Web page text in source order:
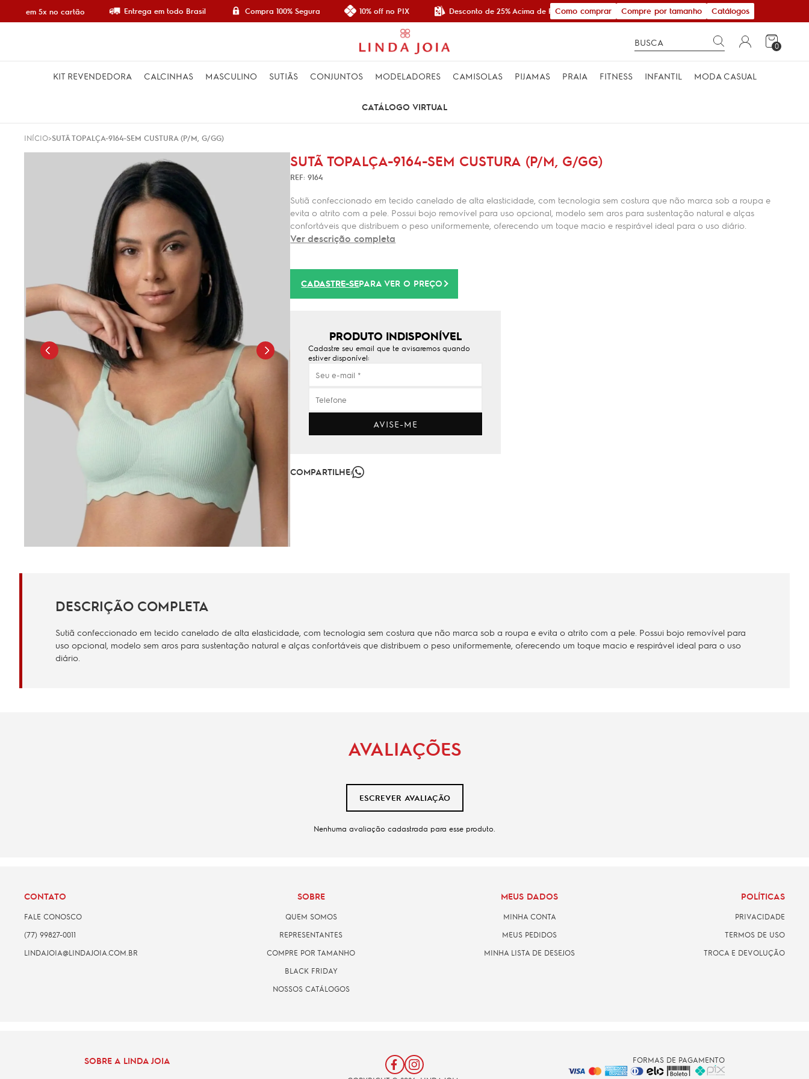
em 5x no cartão Entrega em todo Brasil Compra 100% Segura 10% off no PIX Desconto de 25% Acima de R$ 600,00Como comprar Compre por tamanho Catálogos
0
KIT REVENDEDORA CALCINHAS MASCULINO SUTIÃS CONJUNTOS MODELADORES CAMISOLAS PIJAMAS PRAIA FITNESS INFANTIL MODA CASUAL
CATÁLOGO VIRTUAL
INÍCIO SUTÃ TOPALÇA-9164-SEM CUSTURA (P/M, G/GG)
SUTÃ TOPALÇA-9164-SEM CUSTURA (P/M, G/GG)
REF: 9164
Sutiã confeccionado em tecido canelado de alta elasticidade, com tecnologia sem costura que não marca sob a roupa e
evita o atrito com a pele. Possui bojo removível para uso opcional, modelo sem aros para sustentação natural e alças
confortáveis que distribuem o peso uniformemente, oferecendo um toque macio e respirável ideal para o uso diário.
Ver descrição completa
CADASTRE-SEPARA VER O PREÇO
PRODUTO INDISPONÍVEL
Cadastre seu email que te avisaremos quando
estiver disponível:
AVISE-ME
COMPARTILHE:
DESCRIÇÃO COMPLETA
Sutiã confeccionado em tecido canelado de alta elasticidade, com tecnologia sem costura que não marca sob a roupa e evita o atrito com a pele. Possui bojo removível para
uso opcional, modelo sem aros para sustentação natural e alças confortáveis que distribuem o peso uniformemente, oferecendo um toque macio e respirável ideal para o uso
diário.
AVALIAÇÕES
ESCREVER AVALIAÇÃO
Nenhuma avaliação cadastrada para esse produto.
CONTATO
FALE CONOSCO
(77) 99827-0011
LINDAJOIA@LINDAJOIA.COM.BR
SOBRE
QUEM SOMOS
REPRESENTANTES
COMPRE POR TAMANHO
BLACK FRIDAY
NOSSOS CATÁLOGOS
MEUS DADOS
MINHA CONTA
MEUS PEDIDOS
MINHA LISTA DE DESEJOS
POLÍTICAS
PRIVACIDADE
TERMOS DE USO
TROCA E DEVOLUÇÃO
SOBRE A LINDA JOIA
FORMAS DE PAGAMENTO